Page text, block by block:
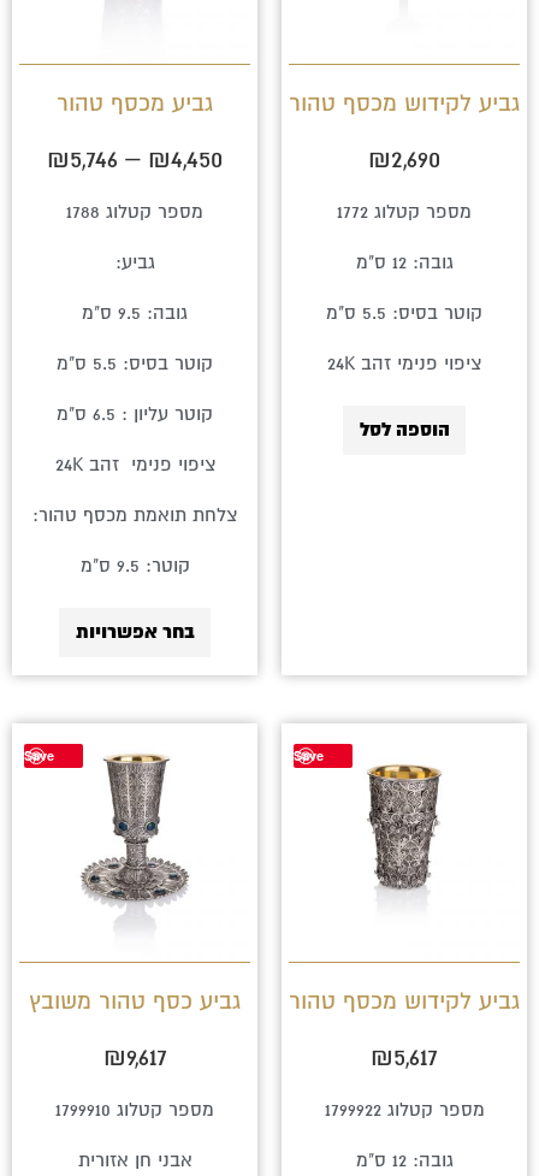
גביע לקידוש מכסף טהור
₪2,690
מספר קטלוג 1772
גובה: 12 ס"מ
קוטר בסיס: 5.5 ס"מ
ציפוי פנימי זהב 24K
הוספה לסל
גביע מכסף טהור
₪4,450
–
₪5,746
מספר קטלוג 1788
גביע:
גובה: 9.5 ס"מ
קוטר בסיס: 5.5 ס"מ
קוטר עליון : 6.5 ס"מ
ציפוי פנימי זהב 24K
צלחת תואמת מכסף טהור:
קוטר: 9.5 ס"מ
בחר אפשרויות
בעמוד
Save
גביע לקידוש מכסף טהור
₪5,617
מספר קטלוג 1799922
גובה: 12 ס"מ
Save
גביע כסף טהור משובץ
₪9,617
מספר קטלוג 1799910
אבני חן אזורית
למוצר
בעמוד